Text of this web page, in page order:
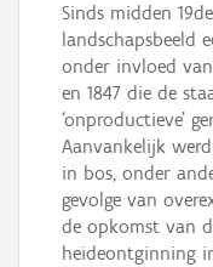
Sinds midden
landschapsbeeld
onder invloed
en 1847 die de
‘onproductieve’
Aanvankelijk
in bos, onder
gevolge van
de opkomst van
heideontginning